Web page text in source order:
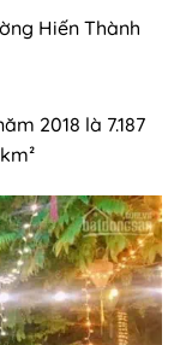
Hiến Thành
2018 là 7.187